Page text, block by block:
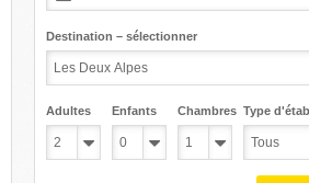
Destination – sélectionner
Adultes Enfants Chambres Type